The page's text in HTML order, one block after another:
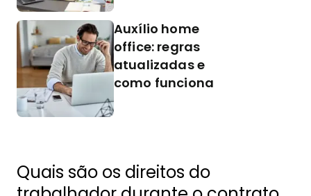
Auxílio home
office: regras
atualizadas e
como funciona
Quais são os direitos do